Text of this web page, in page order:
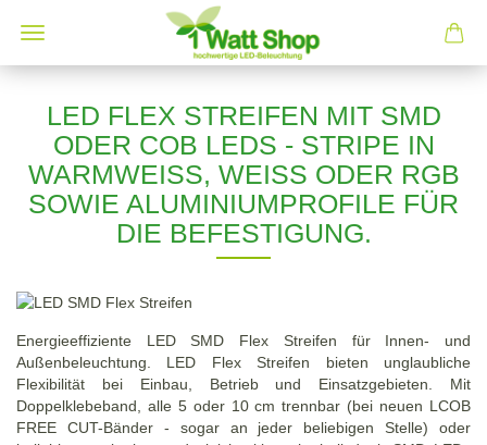
LED FLEX STREIFEN MIT SMD
ODER COB LEDS - STRIPE IN
WARMWEISS, WEISS ODER RGB
SOWIE ALUMINIUMPROFILE FÜR
DIE BEFESTIGUNG.
Energieeffiziente LED SMD Flex Streifen für Innen- und
Außenbeleuchtung. LED Flex Streifen bieten unglaubliche
Flexibilität bei Einbau, Betrieb und Einsatzgebieten. Mit
Doppelklebeband, alle 5 oder 10 cm trennbar (bei neuen LCOB
FREE CUT-Bänder - sogar an jeder beliebigen Stelle) oder